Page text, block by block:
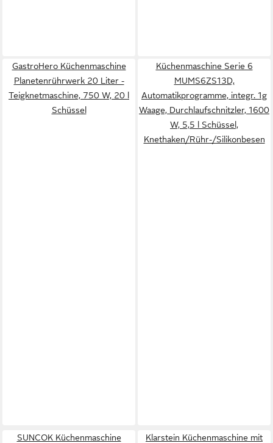
GastroHero Küchenmaschine
Planetenrührwerk 20 Liter -
Teigknetmaschine, 750 W, 20 l
Schüssel
Küchenmaschine Serie 6
MUMS6ZS13D,
Automatikprogramme, integr. 1g
Waage, Durchlaufschnitzler, 1600
W, 5,5 l Schüssel,
Knethaken/Rühr-/Silikonbesen
SUNCOK Küchenmaschine
Klarstein Küchenmaschine mit